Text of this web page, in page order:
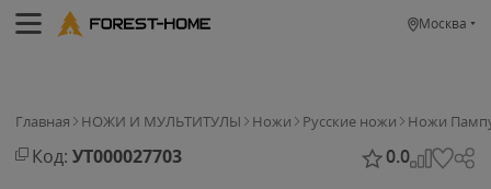
Москва
Главная НОЖИ И МУЛЬТИТУЛЫ Ножи Русские ножи Ножи
Код: УТ000027703 0.0